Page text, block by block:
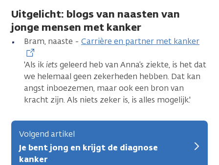
Uitgelicht: blogs van naasten van
jonge mensen met kanker
Bram, naaste - Carrière en partner met kanker
'Als ikiets geleerd heb van Anna’s ziekte, is het dat
we helemaal geen zekerheden hebben. Dat kan
angst inboezemen, maar ook een bron van
kracht zijn. Als niets zeker is, is alles mogelijk.'
Volgend artikel
Je bent jong en krijgt de diagnose
kanker